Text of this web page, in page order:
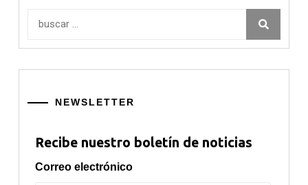
NEWSLETTER
Recibe nuestro boletín de noticias
Correo electrónico